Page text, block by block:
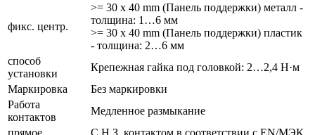
фикс. центр.
>= 30 x 40 mm (Панель поддержки) металл -
толщина: 1…6 мм
>= 30 x 40 mm (Панель поддержки) пластик
- толщина: 2…6 мм
способ
установки
Крепежная гайка под головкой: 2…2,4 Н·м
Маркировка
Без маркировки
Работа
контактов
Медленное размыкание
прямое
С Н.З. контактом в соответствии с EN/МЭК